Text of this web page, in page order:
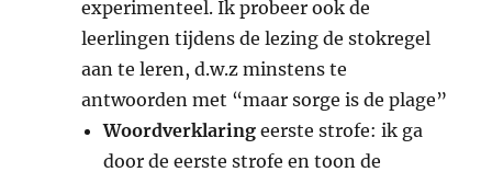
experimenteel. Ik probeer ook de
leerlingen tijdens de lezing de stokregel
aan te leren, d.w.z minstens te
antwoorden met “maar sorge is de plage”
Woordverklaring eerste strofe: ik ga
door de eerste strofe en toon de